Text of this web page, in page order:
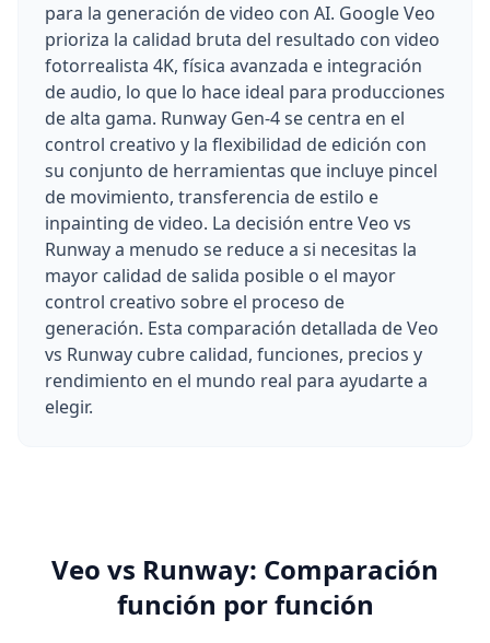
para la generación de video con AI. Google Veo
prioriza la calidad bruta del resultado con video
fotorrealista 4K, física avanzada e integración
de audio, lo que lo hace ideal para producciones
de alta gama. Runway Gen-4 se centra en el
control creativo y la flexibilidad de edición con
su conjunto de herramientas que incluye pincel
de movimiento, transferencia de estilo e
inpainting de video. La decisión entre Veo vs
Runway a menudo se reduce a si necesitas la
mayor calidad de salida posible o el mayor
control creativo sobre el proceso de
generación. Esta comparación detallada de Veo
vs Runway cubre calidad, funciones, precios y
rendimiento en el mundo real para ayudarte a
elegir.
Veo vs Runway: Comparación
función por función